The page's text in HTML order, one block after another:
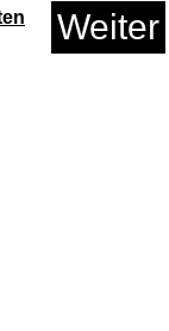
Weiter